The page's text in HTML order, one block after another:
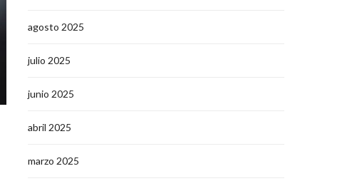
agosto 2025
julio 2025
junio 2025
abril 2025
marzo 2025